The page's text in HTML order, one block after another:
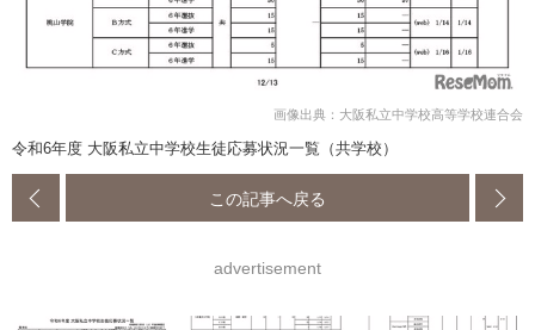
画像出典：大阪私立中学校高等学校連合会
令和6年度 大阪私立中学校生徒応募状況一覧（共学校）
この記事へ戻る
advertisement